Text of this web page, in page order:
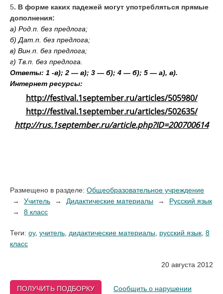
5. В форме каких падежей могут употребляться прямые
дополнения:
а) Род.п. без предлога;
б) Дат.п. без предлога;
в) Вин.п. без предлога;
г) Тв.п. без предлога.
Ответы: 1 -в); 2 — в); 3 — б); 4 — б); 5 — а), в).
Интернет ресурсы:
http://festival.1september.ru/articles/505980/
http://festival.1september.ru/articles/502635/
http://rus.1september.ru/article.php?ID=200700614
Размещено в разделе: Общеобразовательное учреждение
Учитель
Дидактические материалы
Русский язык
8 класс
Теги: оу, учитель дидактические материалы русский язык 8
класс
20 августа 2012
ПОЛУЧИТЬ ПОДБОРКУ Сообщить о нарушении